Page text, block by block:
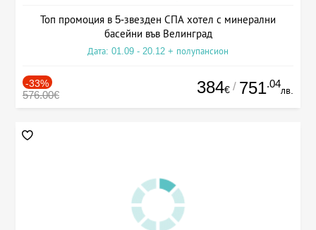
Топ промоция в 5-звезден СПА хотел с минерални
басейни във Велинград
Дата: 01.09 - 20.12 + полупансион
-33%
576.00€ 384€ / 751.04
лв.